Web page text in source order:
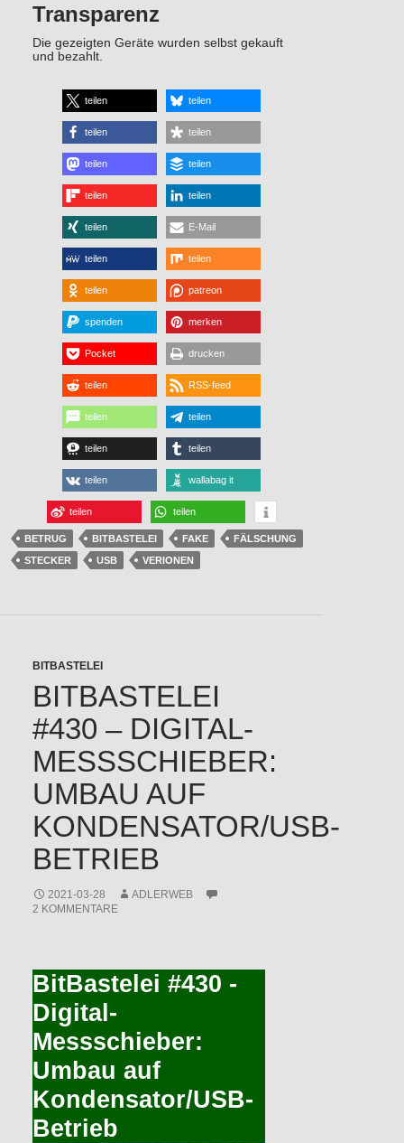
Transparenz
Die gezeigten Geräte wurden selbst gekauft
und bezahlt.
teilen teilen
teilen teilen
teilen teilen
teilen teilen
teilen E-Mail
teilen teilen
teilen patreon
spenden merken
Pocket drucken
teilen RSS-feed
teilen teilen
teilen teilen
teilen wallabag it
teilen teilen
BETRUG BITBASTELEI FAKE
FÄLSCHUNG
STECKER
USB VERIONEN
BITBASTELEI
BITBASTELEI
#430 – DIGITAL-
MESSSCHIEBER:
UMBAU AUF
KONDENSATOR/USB-
BETRIEB
2021-03-28
ADLERWEB
2 KOMMENTARE
BitBastelei #430 -
Digital-
Messschieber:
Umbau auf
Kondensator/USB-
Betrieb